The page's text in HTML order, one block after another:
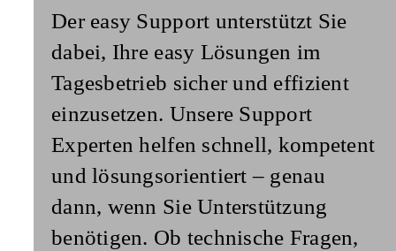
Der easy Support unterstützt Sie
dabei, Ihre easy Lösungen im
Tagesbetrieb sicher und effizient
einzusetzen. Unsere Support
Experten helfen schnell, kompetent
und lösungsorientiert – genau
dann, wenn Sie Unterstützung
benötigen. Ob technische Fragen,